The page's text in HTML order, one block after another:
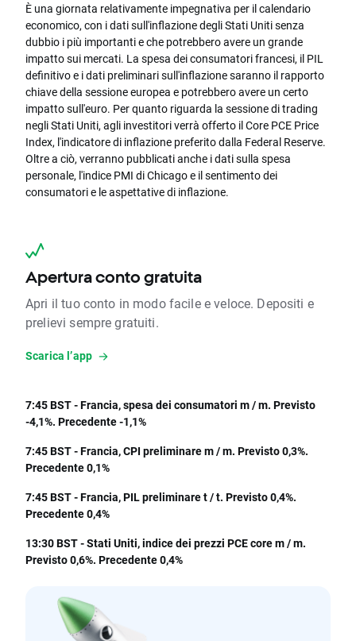
È una giornata relativamente impegnativa per il calendario
economico, con i dati sull'inflazione degli Stati Uniti senza
dubbio i più importanti e che potrebbero avere un grande
impatto sui mercati. La spesa dei consumatori francesi, il PIL
definitivo e i dati preliminari sull'inflazione saranno il rapporto
chiave della sessione europea e potrebbero avere un certo
impatto sull'euro. Per quanto riguarda la sessione di trading
negli Stati Uniti, agli investitori verrà offerto il Core PCE Price
Index, l'indicatore di inflazione preferito dalla Federal Reserve.
Oltre a ciò, verranno pubblicati anche i dati sulla spesa
personale, l'indice PMI di Chicago e il sentimento dei
consumatori e le aspettative di inflazione.
Apertura conto gratuita
Apri il tuo conto in modo facile e veloce. Depositi e
prelievi sempre gratuiti.
Scarica l’app
7:45 BST - Francia, spesa dei consumatori m / m. Previsto
-4,1%. Precedente -1,1%
7:45 BST - Francia, CPI preliminare m / m. Previsto 0,3%.
Precedente 0,1%
7:45 BST - Francia, PIL preliminare t / t. Previsto 0,4%.
Precedente 0,4%
13:30 BST - Stati Uniti, indice dei prezzi PCE core m / m.
Previsto 0,6%. Precedente 0,4%